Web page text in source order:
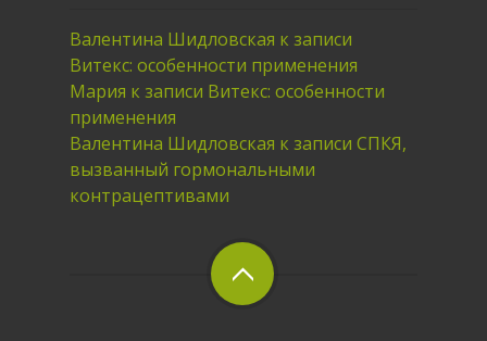
Валентина Шидловская к записи
Витекс: особенности применения
Мария к записи Витекс: особенности
применения
Валентина Шидловская к записи СПКЯ,
вызванный гормональными
контрацептивами